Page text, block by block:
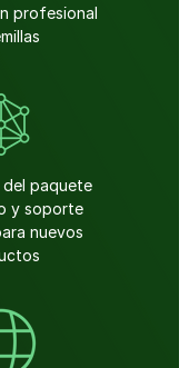
profesional
del paquete
y soporte
nuevos